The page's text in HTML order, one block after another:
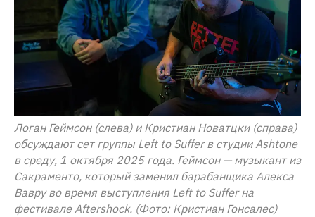
Логан Геймсон (слева) и Кристиан Новатцки (справа)
обсуждают сет группы Left to Suffer в студии Ashtone
в среду, 1 октября 2025 года. Геймсон — музыкант из
Сакраменто, который заменил барабанщика Алекса
Вавру во время выступления Left to Suffer на
фестивале Aftershock. (Фото: Кристиан Гонсалес)